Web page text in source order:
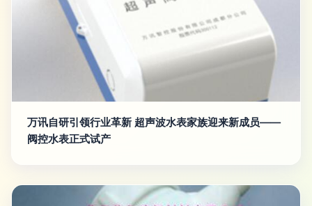
万讯自研引领行业革新 超声波水表家族迎来新成员——
阀控水表正式试产